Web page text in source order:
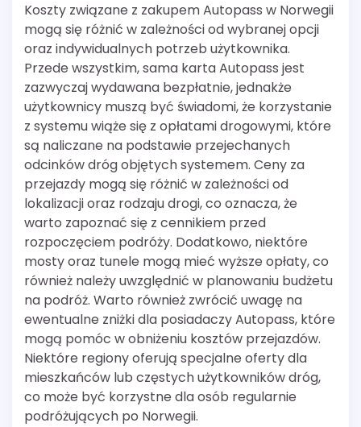
Koszty związane z zakupem Autopass w Norwegii
mogą się różnić w zależności od wybranej opcji
oraz indywidualnych potrzeb użytkownika.
Przede wszystkim, sama karta Autopass jest
zazwyczaj wydawana bezpłatnie, jednakże
użytkownicy muszą być świadomi, że korzystanie
z systemu wiąże się z opłatami drogowymi, które
są naliczane na podstawie przejechanych
odcinków dróg objętych systemem. Ceny za
przejazdy mogą się różnić w zależności od
lokalizacji oraz rodzaju drogi, co oznacza, że
warto zapoznać się z cennikiem przed
rozpoczęciem podróży. Dodatkowo, niektóre
mosty oraz tunele mogą mieć wyższe opłaty, co
również należy uwzględnić w planowaniu budżetu
na podróż. Warto również zwrócić uwagę na
ewentualne zniżki dla posiadaczy Autopass, które
mogą pomóc w obniżeniu kosztów przejazdów.
Niektóre regiony oferują specjalne oferty dla
mieszkańców lub częstych użytkowników dróg,
co może być korzystne dla osób regularnie
podróżujących po Norwegii.